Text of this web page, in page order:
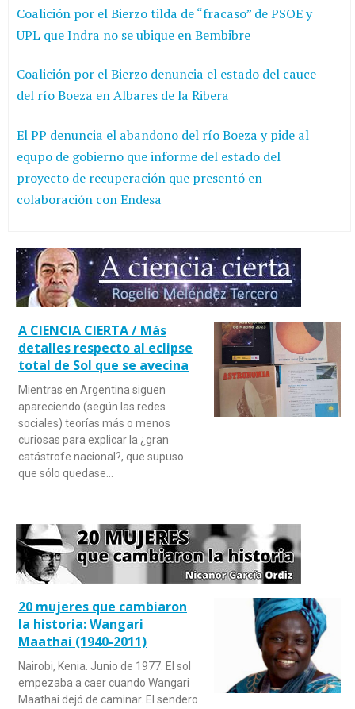
Coalición por el Bierzo tilda de “fracaso” de PSOE y
UPL que Indra no se ubique en Bembibre
Coalición por el Bierzo denuncia el estado del cauce
del río Boeza en Albares de la Ribera
El PP denuncia el abandono del río Boeza y pide al
equpo de gobierno que informe del estado del
proyecto de recuperación que presentó en
colaboración con Endesa
A CIENCIA CIERTA / Más
detalles respecto al eclipse
total de Sol que se avecina
Mientras en Argentina siguen
apareciendo (según las redes
sociales) teorías más o menos
curiosas para explicar la ¿gran
catástrofe nacional?, que supuso
que sólo quedase…
20 mujeres que cambiaron
la historia: Wangari
Maathai (1940-2011)
Nairobi, Kenia. Junio de 1977. El sol
empezaba a caer cuando Wangari
Maathai dejó de caminar. El sendero